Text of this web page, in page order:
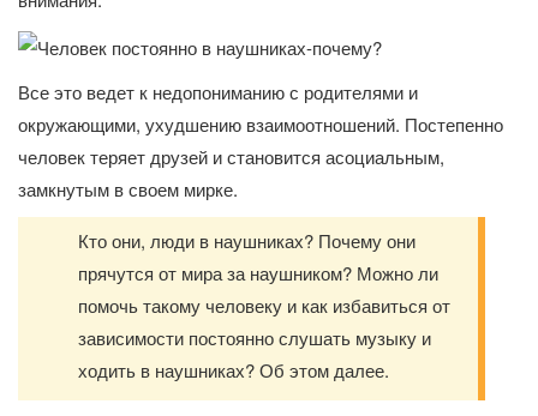
Все это ведет к недопониманию с родителями и
окружающими, ухудшению взаимоотношений. Постепенно
человек теряет друзей и становится асоциальным,
замкнутым в своем мирке.
Кто они, люди в наушниках? Почему они
прячутся от мира за наушником? Можно ли
помочь такому человеку и как избавиться от
зависимости постоянно слушать музыку и
ходить в наушниках? Об этом далее.